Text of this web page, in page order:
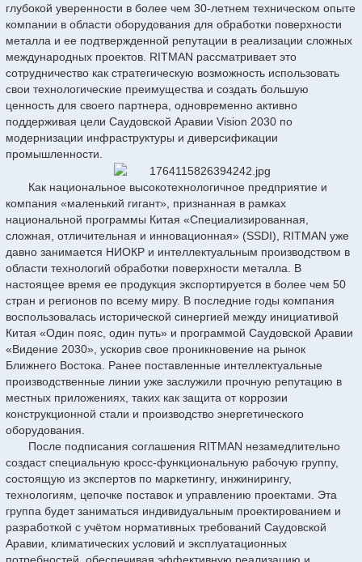
глубокой уверенности в более чем 30-летнем техническом опыте
компании в области оборудования для обработки поверхности
металла и ее подтвержденной репутации в реализации сложных
международных проектов. RITMAN рассматривает это
сотрудничество как стратегическую возможность использовать
свои технологические преимущества и создать большую
ценность для своего партнера, одновременно активно
поддерживая цели Саудовской Аравии Vision 2030 по
модернизации инфраструктуры и диверсификации
промышленности.
Как национальное высокотехнологичное предприятие и
компания «маленький гигант», признанная в рамках
национальной программы Китая «Специализированная,
сложная, отличительная и инновационная» (SSDI), RITMAN уже
давно занимается НИОКР и интеллектуальным производством в
области технологий обработки поверхности металла. В
настоящее время ее продукция экспортируется в более чем 50
стран и регионов по всему миру. В последние годы компания
воспользовалась исторической синергией между инициативой
Китая «Один пояс, один путь» и программой Саудовской Аравии
«Видение 2030», ускорив свое проникновение на рынок
Ближнего Востока. Ранее поставленные интеллектуальные
производственные линии уже заслужили прочную репутацию в
местных приложениях, таких как защита от коррозии
конструкционной стали и производство энергетического
оборудования.
После подписания соглашения RITMAN незамедлительно
создаст специальную кросс-функциональную рабочую группу,
состоящую из экспертов по маркетингу, инжинирингу,
технологиям, цепочке поставок и управлению проектами. Эта
группа будет заниматься индивидуальным проектированием и
разработкой с учётом нормативных требований Саудовской
Аравии, климатических условий и эксплуатационных